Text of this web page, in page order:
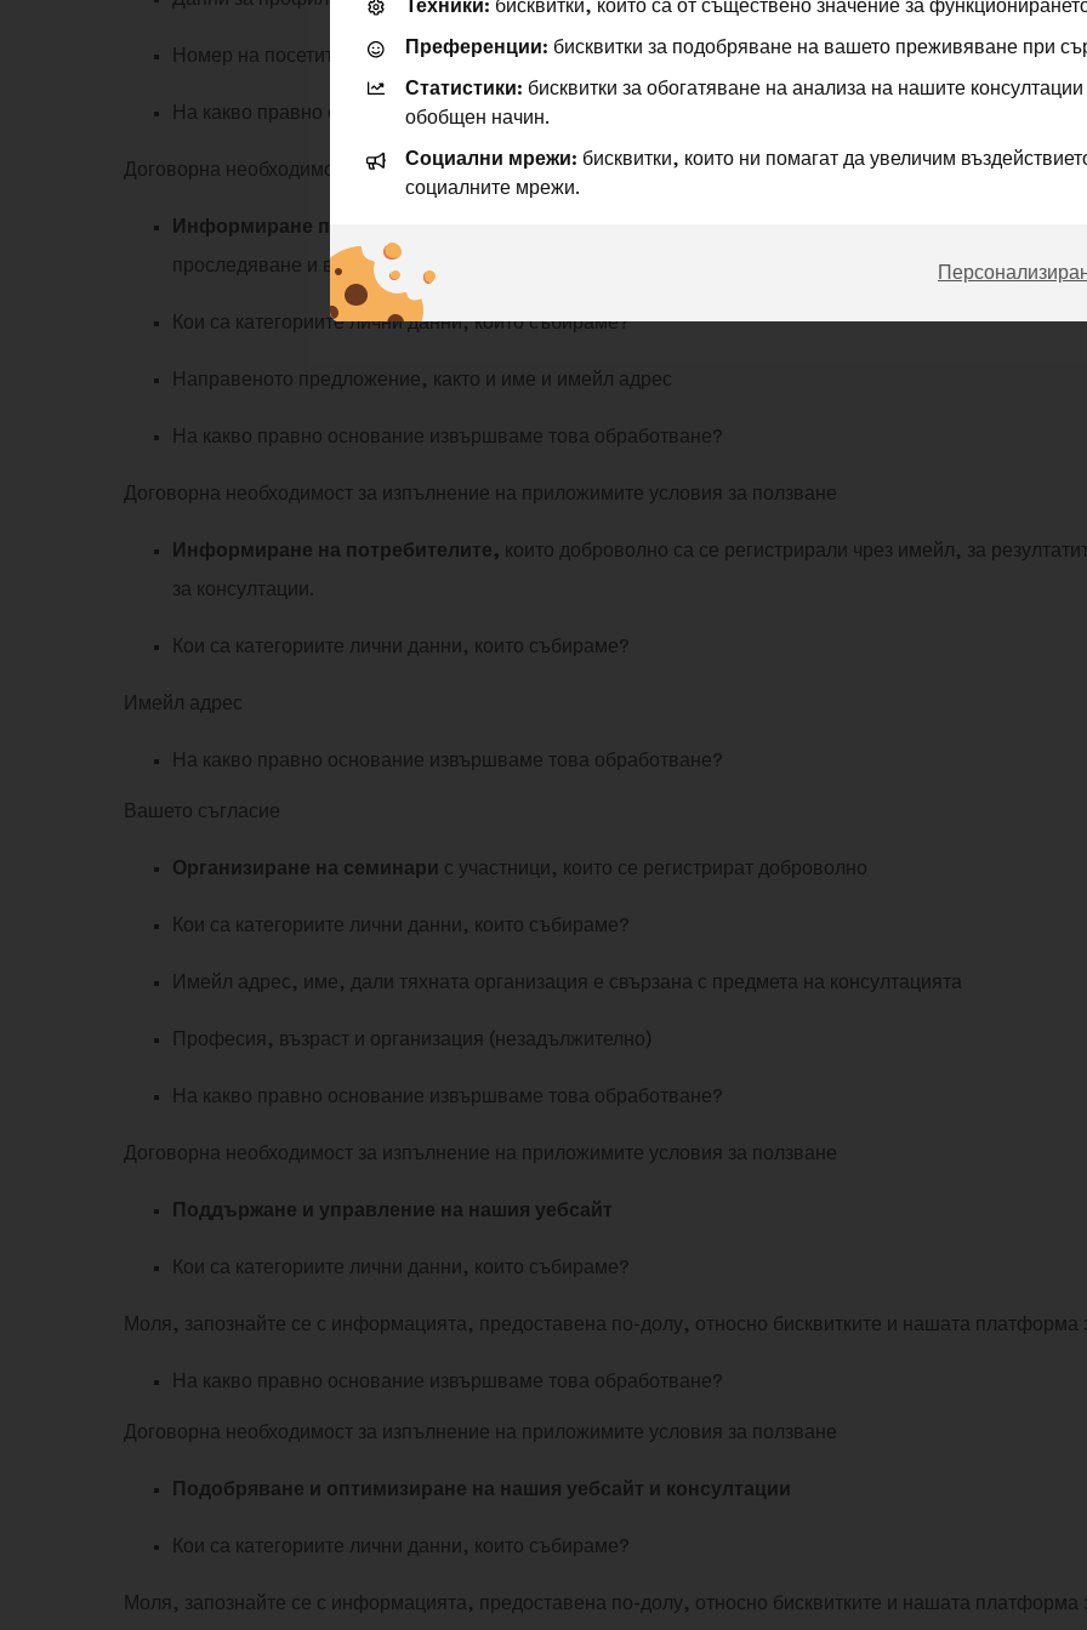
Номер на посетител
На какво правно основание извършваме това обработване?
Договорна необходимост за изпълнение на приложимите условия за ползване
Информиране по имейл на потребителите, които са направили предложение
проследяване и въпроси относно съдържанието на предложението)
Кои са категориите лични данни, които събираме?
Направеното предложение, както и име и имейл адрес
На какво правно основание извършваме това обработване?
Договорна необходимост за изпълнение на приложимите условия за ползване
Информиране на потребителите, които доброволно са се регистрирали чрез имейл, за
за консултации.
Кои са категориите лични данни, които събираме?
Имейл адрес
На какво правно основание извършваме това обработване?
Вашето съгласие
Организиране на семинари с участници, които се регистрират доброволно
Кои са категориите лични данни, които събираме?
Имейл адрес, име, дали тяхната организация е свързана с предмета на консултацията
Професия, възраст и организация (незадължително)
На какво правно основание извършваме това обработване?
Договорна необходимост за изпълнение на приложимите условия за ползване
Поддържане и управление на нашия уебсайт
Кои са категориите лични данни, които събираме?
Моля, запознайте се с информацията, предоставена по-долу, относно бисквитките и нашата платформа
На какво правно основание извършваме това обработване?
Договорна необходимост за изпълнение на приложимите условия за ползване
Подобряване и оптимизиране на нашия уебсайт и консултации
Кои са категориите лични данни, които събираме?
Моля, запознайте се с информацията, предоставена по-долу, относно бисквитките и нашата платформа
Техники: бисквитки, които са от съществено значение за
Преференции: бисквитки за подобряване на вашето преживяване при
Статистики: бисквитки за обогатяване на анализа на нашите
обобщен начин.
Социални мрежи: бисквитки, които ни помагат да увеличим
социалните мрежи.